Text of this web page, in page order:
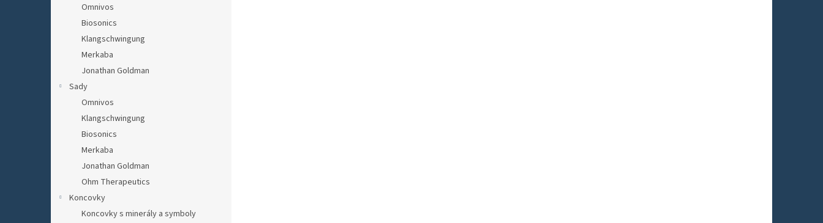
Omnivos
Biosonics
Klangschwingung
Merkaba
Jonathan Goldman
Sady
Omnivos
Klangschwingung
Biosonics
Merkaba
Jonathan Goldman
Ohm Therapeutics
Koncovky
Koncovky s minerály a symboly